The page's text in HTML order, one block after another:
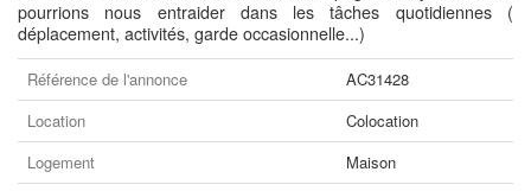
pourrions nous entraider dans les tâches quotidiennes (
déplacement, activités, garde occasionnelle...)
Référence de l'annonce
AC31428
Location
Colocation
Logement
Maison